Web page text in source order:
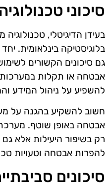
סיכוני
בעידן הדיגיטלי,
בלוגיסטיקה בינלאומית.
גם סיכונים הקשורים
אבטחה או תקלות במערכות
להשפיע על ניהול המידע
חשוב להשקיע בהגנה על
אבטחה באופן שוטף.
רק בשיפור היעילות אלא
להפרות אבטחה וטעויות
סיכונים